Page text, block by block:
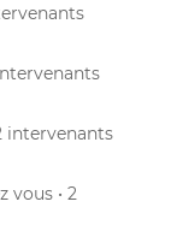
intervenants
vous • 2